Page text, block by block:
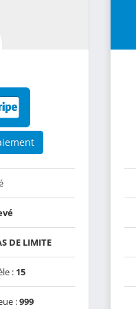
DE LIMITE
: 15
:999